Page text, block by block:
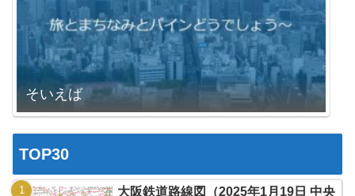
そいえば
TOP30
大阪鉄道路線図（2025年1月19日 中央